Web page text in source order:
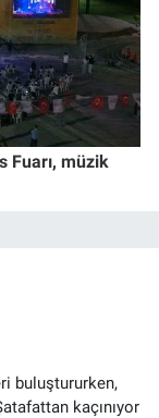
Fuarı, müzik
buluştururken,
kaçınıyor